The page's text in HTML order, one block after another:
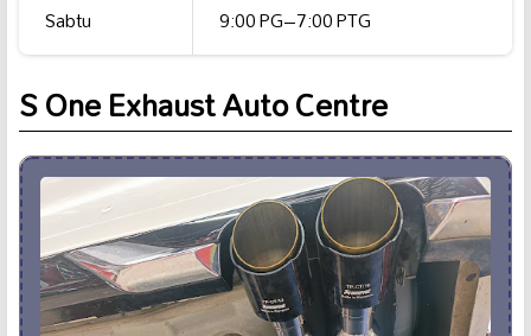
Sabtu
9:00 PG–7:00 PTG
S One Exhaust Auto Centre